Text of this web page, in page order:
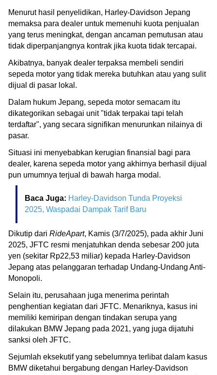
Menurut hasil penyelidikan, Harley-Davidson Jepang
memaksa para dealer untuk memenuhi kuota penjualan
yang terus meningkat, dengan ancaman pemutusan atau
tidak diperpanjangnya kontrak jika kuota tidak tercapai.
Akibatnya, banyak dealer terpaksa membeli sendiri
sepeda motor yang tidak mereka butuhkan atau yang sulit
dijual di pasar lokal.
Dalam hukum Jepang, sepeda motor semacam itu
dikategorikan sebagai unit "tidak terpakai tapi telah
terdaftar", yang secara signifikan menurunkan nilainya di
pasar.
Situasi ini menyebabkan kerugian finansial bagi para
dealer, karena sepeda motor yang akhirnya berhasil dijual
pun umumnya terjual di bawah harga modal.
Baca Juga: Harley-Davidson Tunda Proyeksi
2025, Waspadai Dampak Tarif Baru
Dikutip dari RideApart, Kamis (3/7/2025), pada akhir Juni
2025, JFTC resmi menjatuhkan denda sebesar 200 juta
yen (sekitar Rp22,53 miliar) kepada Harley-Davidson
Jepang atas pelanggaran terhadap Undang-Undang Anti-
Monopoli.
Selain itu, perusahaan juga menerima perintah
penghentian kegiatan dari JFTC. Menariknya, kasus ini
memiliki kemiripan dengan tindakan serupa yang
dilakukan BMW Jepang pada 2021, yang juga dijatuhi
sanksi oleh JFTC.
Sejumlah eksekutif yang sebelumnya terlibat dalam kasus
BMW diketahui bergabung dengan Harley-Davidson